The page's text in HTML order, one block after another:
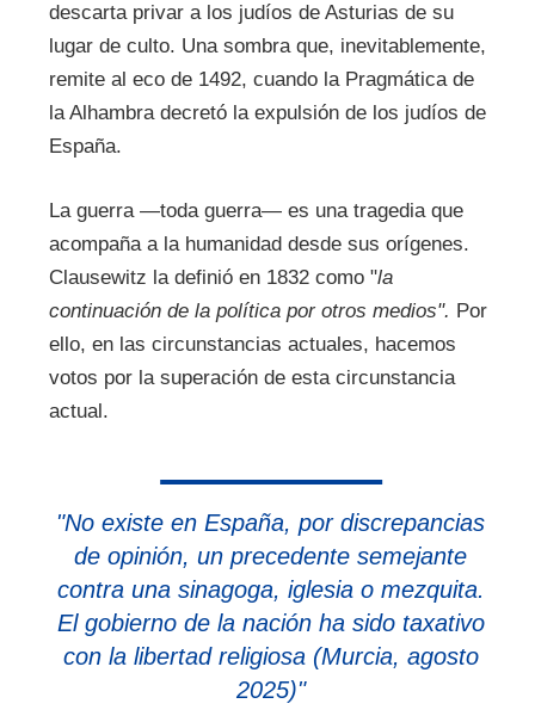
descarta privar a los judíos de Asturias de su
lugar de culto. Una sombra que, inevitablemente,
remite al eco de 1492, cuando la Pragmática de
la Alhambra decretó la expulsión de los judíos de
España.
La guerra —toda guerra— es una tragedia que
acompaña a la humanidad desde sus orígenes.
Clausewitz la definió en 1832 como "la
continuación de la política por otros medios". Por
ello, en las circunstancias actuales, hacemos
votos por la superación de esta circunstancia
actual.
"No existe en España, por discrepancias
de opinión, un precedente semejante
contra una sinagoga, iglesia o mezquita.
El gobierno de la nación ha sido taxativo
con la libertad religiosa (Murcia, agosto
2025)"